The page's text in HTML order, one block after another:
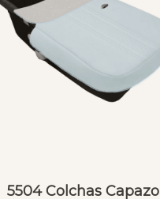
5504 Colchas Capazo